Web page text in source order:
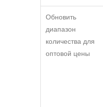
Обновить
диапазон
количества для
оптовой цены